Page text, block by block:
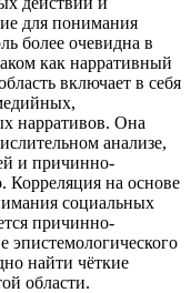
для понимания
более очевидна в
как нарративный
включает в себя
нарративов. Она
анализе,
и причинно-
Корреляция на основе
социальных
причинно-
эпистемологического
найти чёткие
области.